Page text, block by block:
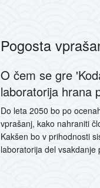
Pogosta
O čem se gre
laboratorija hrana
Do leta 2050 bo po
vprašanj, kako nahraniti
Kakšen bo v prihodnosti
laboratorija del vsakdanje